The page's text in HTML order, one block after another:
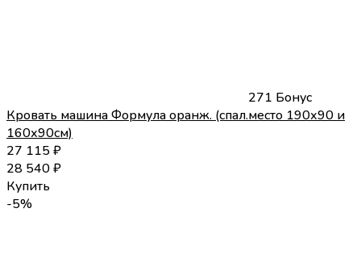
271 Бонус
Кровать машина Формула оранж. (спал.место 190х90 и
160х90см)
27 115₽
28 540₽
Купить
-5%